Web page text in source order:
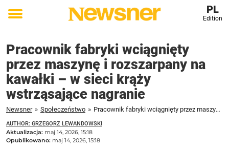
Toggle
PL
Edition
Pracownik fabryki wciągnięty
przez maszynę i rozszarpany na
kawałki – w sieci krąży
wstrząsające nagranie
Newsner » Społeczeństwo » Pracownik fabryki wciągnięty przez maszynę i rozszarpany na kawałki – w sieci krąży wstrząsające nagranie
AUTHOR: GRZEGORZ LEWANDOWSKI
Aktualizacja: maj 14, 2026, 15:18
Opublikowano: maj 14, 2026, 15:18